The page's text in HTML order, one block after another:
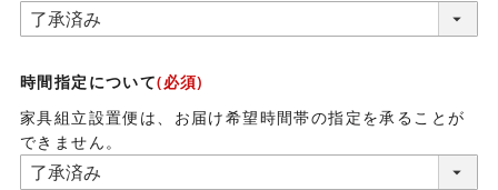
時間指定について(必須)
家具組立設置便は、お届け希望時間帯の指定を承ることが
できません。